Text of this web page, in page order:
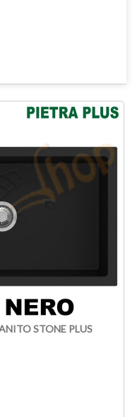
STONE PLUS